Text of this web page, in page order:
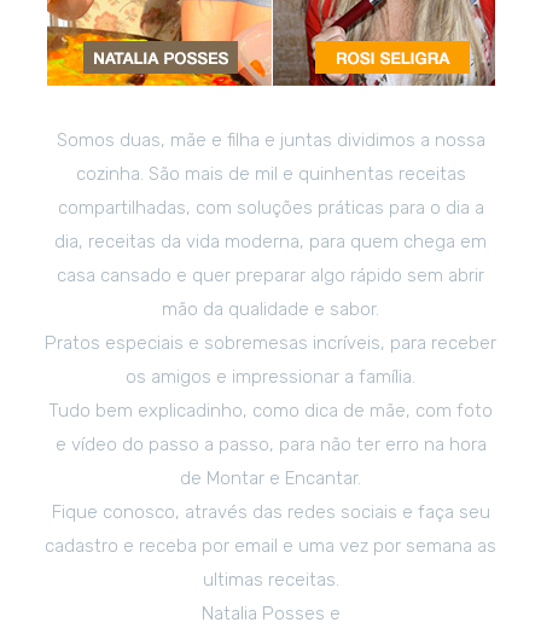
Somos duas, mãe e filha e juntas dividimos a nossa
cozinha. São mais de mil e quinhentas receitas
compartilhadas, com soluções práticas para o dia a
dia, receitas da vida moderna, para quem chega em
casa cansado e quer preparar algo rápido sem abrir
mão da qualidade e sabor.
Pratos especiais e sobremesas incríveis, para receber
os amigos e impressionar a família.
Tudo bem explicadinho, como dica de mãe, com foto
e vídeo do passo a passo, para não ter erro na hora
de Montar e Encantar.
Fique conosco, através das redes sociais e faça seu
cadastro e receba por email e uma vez por semana as
ultimas receitas.
Natalia Posses e